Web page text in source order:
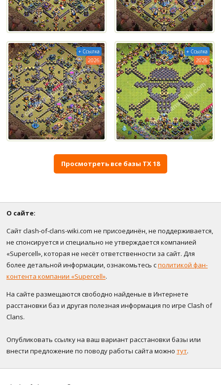
+ Ссылка
2026
+ Ссылка
2026
Просмотреть все базы ТХ 18
О сайте:
Сайт clash-of-clans-wiki.com не присоединён, не поддерживается,
не спонсируется и специально не утверждается компанией
«Supercell», которая не несёт ответственности за сайт. Для
более детальной информации, ознакомьтесь сполитикой фан-
контента компании «Supercell».
На сайте размещаются свободно найденые в Интернете
расстановки баз и другая полезная информация по игре Clash of
Clans.
Опубликовать ссылку на ваш вариант расстановки базы или
внести предложение по поводу работы сайта можно тут.